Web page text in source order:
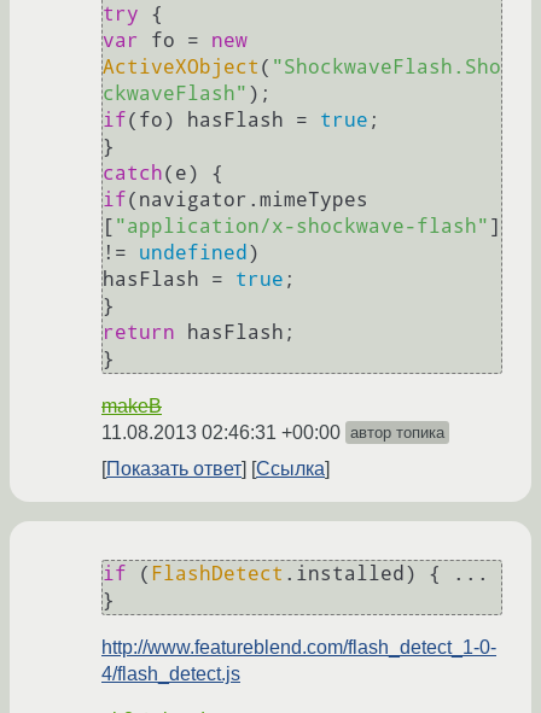
try
var
fo = new
ActiveXObject ( "ShockwaveFlash.Sho
ckwaveFlash"
if(fo) hasFlash = true ;
catch
if(navigator. mimeTypes
[ "application/x-shockwave-flash" ]
!= undefined )
hasFlash = true ;
return hasFlash;
makeB
11.08.2013 02:46:31 +00:00 автор топика
Показать ответ Ссылка
if ( FlashDetect . installed ) { ...
}
http://www.featureblend.com/flash_detect_1-0-
4/flash_detect.js